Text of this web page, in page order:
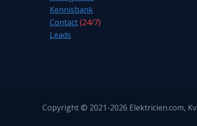
Kennisbank
Contact(24/7)
Leads
Copyright © 2021-2026 Elektricien.com,